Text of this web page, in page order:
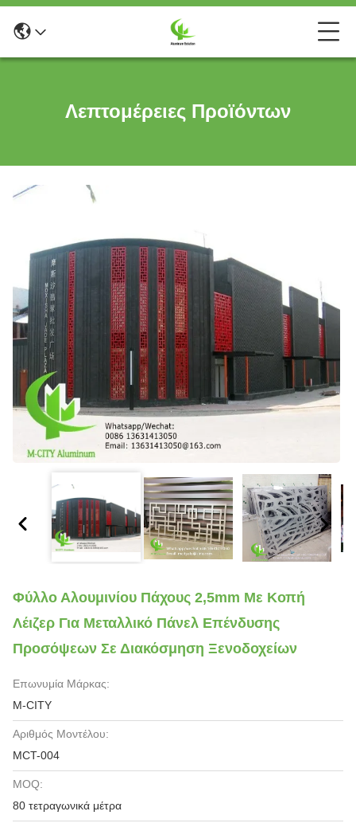
Λεπτομέρειες Προϊόντων
Φύλλο Αλουμινίου Πάχους 2,5mm Με Κοπή
Λέιζερ Για Μεταλλικό Πάνελ Επένδυσης
Προσόψεων Σε Διακόσμηση Ξενοδοχείων
Επωνυμία Μάρκας:
M-CITY
Αριθμός Μοντέλου:
MCT-004
MOQ:
80 τετραγωνικά μέτρα